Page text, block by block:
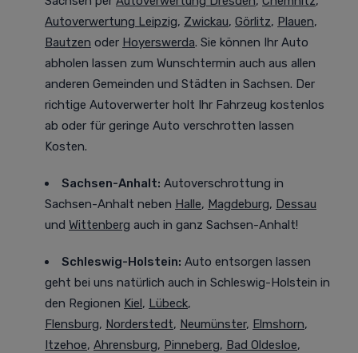
Autoverwertung Leipzig, Zwickau, Görlitz, Plauen,
Bautzen oder Hoyerswerda. Sie können Ihr Auto
abholen lassen zum Wunschtermin auch aus allen
anderen Gemeinden und Städten in Sachsen. Der
richtige Autoverwerter holt Ihr Fahrzeug kostenlos
ab oder für geringe Auto verschrotten lassen
Kosten.
Sachsen-Anhalt: Autoverschrottung in
Sachsen-Anhalt neben Halle, Magdeburg, Dessau
und Wittenberg auch in ganz Sachsen-Anhalt!
Schleswig-Holstein: Auto entsorgen lassen
geht bei uns natürlich auch in Schleswig-Holstein in
den Regionen Kiel, Lübeck,
Flensburg, Norderstedt, Neumünster, Elmshorn,
Itzehoe, Ahrensburg, Pinneberg, Bad Oldesloe,